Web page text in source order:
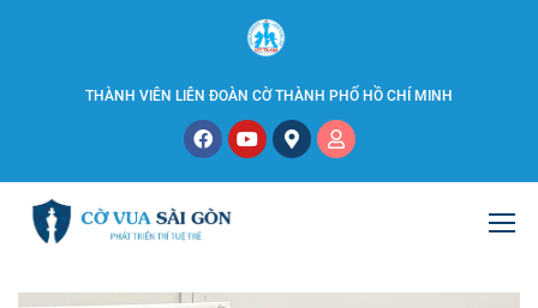
THÀNH VIÊN LIÊN ĐOÀN CỜ THÀNH PHỐ HỒ CHÍ MINH